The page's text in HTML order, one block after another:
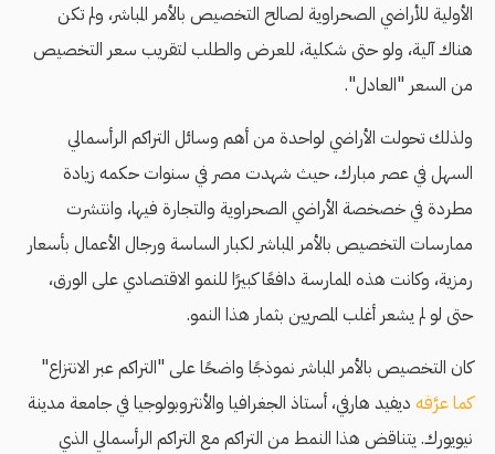
الأولية للأراضي الصحراوية لصالح التخصيص بالأمر المباشر، ولم تكن
هناك آلية، ولو حتى شكلية، للعرض والطلب لتقريب سعر التخصيص
من السعر "العادل".
ولذلك تحولت الأراضي لواحدة من أهم وسائل التراكم الرأسمالي
السهل في عصر مبارك، حيث شهدت مصر في سنوات حكمه زيادة
مطردة في خصخصة الأراضي الصحراوية والتجارة فيها، وانتشرت
ممارسات التخصيص بالأمر المباشر لكبار الساسة ورجال الأعمال بأسعار
رمزية، وكانت هذه الممارسة دافعًا كبيرًا للنمو الاقتصادي على الورق،
حتى لو لم يشعر أغلب المصريين بثمار هذا النمو.
كان التخصيص بالأمر المباشر نموذجًا واضحًا على "التراكم عبر الانتزاع"
كما عرَّفه ديفيد هارفي، أستاذ الجغرافيا والأنثروبولوجيا في جامعة مدينة
نيويورك. يتناقض هذا النمط من التراكم مع التراكم الرأسمالي الذي